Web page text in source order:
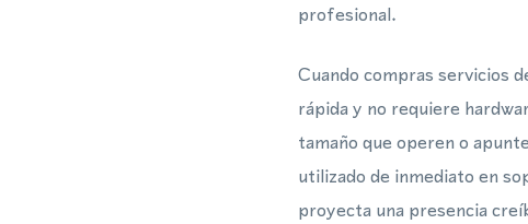
profesional.
Cuando compras servicios
rápida y no requiere
tamaño que operen o
utilizado de inmediato en
proyecta una presencia